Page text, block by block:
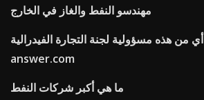
مهندسو النفط والغاز في الخارج
أي من هذه مسؤولية لجنة التجارة الفيدرالية
answer.com
ما هي أكبر شركات النفط